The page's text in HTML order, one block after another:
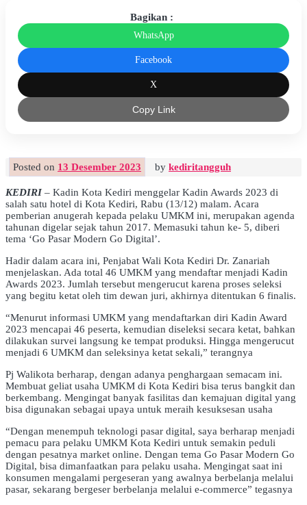
Bagikan :
WhatsApp
Facebook
X
Copy Link
Posted on 13 Desember 2023 by kediritangguh
KEDIRI– Kadin Kota Kediri menggelar Kadin Awards 2023 di
salah satu hotel di Kota Kediri, Rabu (13/12) malam. Acara
pemberian anugerah kepada pelaku UMKM ini, merupakan agenda
tahunan digelar sejak tahun 2017. Memasuki tahun ke- 5, diberi
tema ‘Go Pasar Modern Go Digital’.
Hadir dalam acara ini, Penjabat Wali Kota Kediri Dr. Zanariah
menjelaskan. Ada total 46 UMKM yang mendaftar menjadi Kadin
Awards 2023. Jumlah tersebut mengerucut karena proses seleksi
yang begitu ketat oleh tim dewan juri, akhirnya ditentukan 6 finalis.
“Menurut informasi UMKM yang mendaftarkan diri Kadin Award
2023 mencapai 46 peserta, kemudian diseleksi secara ketat, bahkan
dilakukan survei langsung ke tempat produksi. Hingga mengerucut
menjadi 6 UMKM dan seleksinya ketat sekali,” terangnya
Pj Walikota berharap, dengan adanya penghargaan semacam ini.
Membuat geliat usaha UMKM di Kota Kediri bisa terus bangkit dan
berkembang. Mengingat banyak fasilitas dan kemajuan digital yang
bisa digunakan sebagai upaya untuk meraih kesuksesan usaha
“Dengan menempuh teknologi pasar digital, saya berharap menjadi
pemacu para pelaku UMKM Kota Kediri untuk semakin peduli
dengan pesatnya market online. Dengan tema Go Pasar Modern Go
Digital, bisa dimanfaatkan para pelaku usaha. Mengingat saat ini
konsumen mengalami pergeseran yang awalnya berbelanja melalui
pasar, sekarang bergeser berbelanja melalui e-commerce” tegasnya